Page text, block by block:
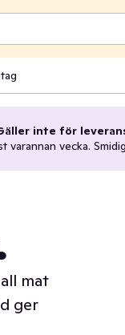
inte för
varannan vecka.
mat
ger